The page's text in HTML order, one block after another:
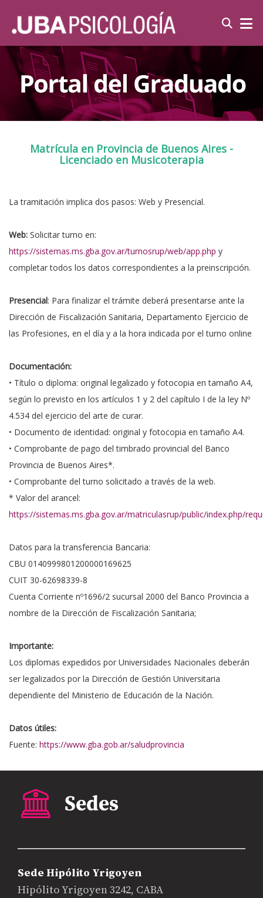
Matrícula en Provincia de Buenos Aires -
Licenciado en Musicoterapia
La tramitación implica dos pasos: Web y Presencial.
Web: Solicitar turno en:
https://sistemas.ms.gba.gov.ar/turnosrup/web/app.php y
completar todos los datos correspondientes a la preinscripción.
Presencial: Para finalizar el trámite deberá presentarse ante la
Dirección de Fiscalización Sanitaria, Departamento Ejercicio de
las Profesiones, en el día y a la hora indicada por el turno online
Documentación:
• Título o diploma: original legalizado y fotocopia en tamaño A4,
según lo previsto en los artículos 1 y 2 del capítulo I de la ley Nº
4.534 del ejercicio del arte de curar.
• Documento de identidad: original y fotocopia en tamaño A4.
• Comprobante de pago del timbrado provincial del Banco
Provincia de Buenos Aires*.
• Comprobante del turno solicitado a través de la web.
* Valor del arancel:
https://sistemas.ms.gba.gov.ar/matriculasrup/public/index.php/
Datos para la transferencia Bancaria:
CBU 0140999801200000169625
CUIT 30-62698339-8
Cuenta Corriente nº1696/2 sucursal 2000 del Banco Provincia a
nombre de la Dirección de Fiscalización Sanitaria;
Importante:
Los diplomas expedidos por Universidades Nacionales deberán
ser legalizados por la Dirección de Gestión Universitaria
dependiente del Ministerio de Educación de la Nación.
Datos útiles:
Fuente: https://www.gba.gob.ar/saludprovincia
Sede Hipólito Yrigoyen
Hipólito Yrigoyen 3242, CABA